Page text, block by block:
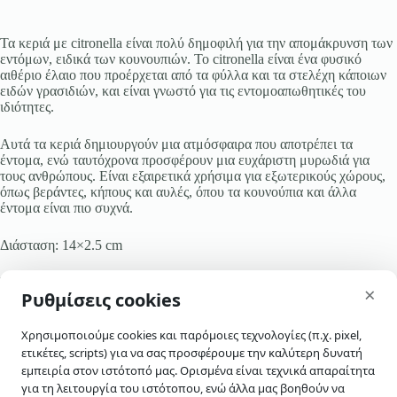
Τα κεριά με citronella είναι πολύ δημοφιλή για την απομάκρυνση των
εντόμων, ειδικά των κουνουπιών. Το citronella είναι ένα φυσικό
αιθέριο έλαιο που προέρχεται από τα φύλλα και τα στελέχη κάποιων
ειδών γρασιδιών, και είναι γνωστό για τις εντομοαπωθητικές του
ιδιότητες.
Αυτά τα κεριά δημιουργούν μια ατμόσφαιρα που αποτρέπει τα
έντομα, ενώ ταυτόχρονα προσφέρουν μια ευχάριστη μυρωδιά για
τους ανθρώπους. Είναι εξαιρετικά χρήσιμα για εξωτερικούς χώρους,
όπως βεράντες, κήπους και αυλές, όπου τα κουνούπια και άλλα
έντομα είναι πιο συχνά.
Διάσταση: 14×2.5 cm
Μπολ πήλινο
skip-to-actions
Ρυθμίσεις cookies ×
Χρησιμοποιούμε cookies και παρόμοιες τεχνολογίες (π.χ. pixel,
ετικέτες, scripts) για να σας προσφέρουμε την καλύτερη δυνατή
εμπειρία στον ιστότοπό μας. Ορισμένα είναι τεχνικά απαραίτητα
για τη λειτουργία του ιστότοπου, ενώ άλλα μας βοηθούν να